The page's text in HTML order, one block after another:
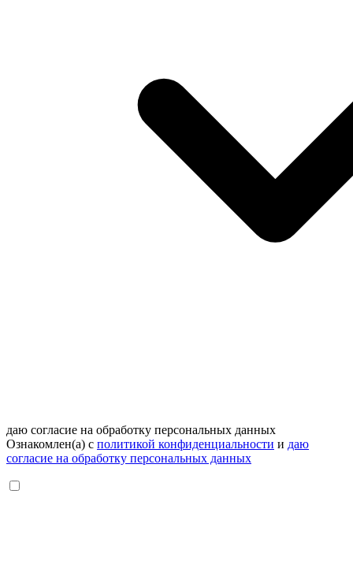
даю согласие на обработку персональных данных
Ознакомлен(а) с политикой конфиденциальности и даю
согласие на обработку персональных данных